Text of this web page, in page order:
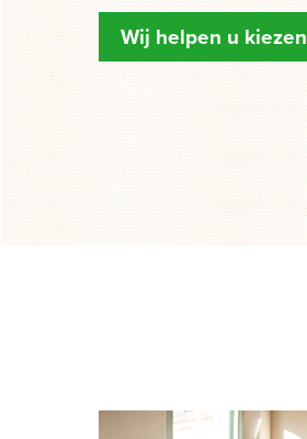
Wij helpen u kiezen